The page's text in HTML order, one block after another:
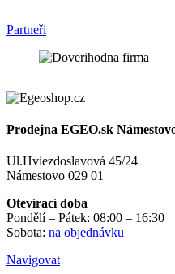
Partneři
Prodejna EGEO.sk
Ul.Hviezdoslavová 45/24
Námestovo 029 01
Otevírací doba
Pondělí – Pátek: 08:00 – 16:30
Sobota: na objednávku
Navigovat